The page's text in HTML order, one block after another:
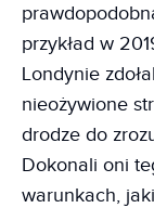
przykład w
Londynie
nieożywione
drodze do
Dokonali oni
warunkach,